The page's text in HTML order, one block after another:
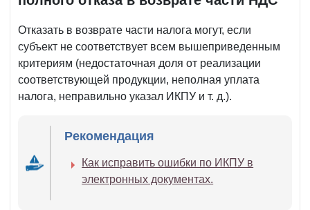
Отказать в возврате части налога могут, если
субъект не соответствует всем вышеприведенным
критериям (недостаточная доля от реализации
соответствующей продукции, неполная уплата
налога, неправильно указал ИКПУ и т. д.).
Рекомендация
Как исправить ошибки по ИКПУ в
электронных документах.